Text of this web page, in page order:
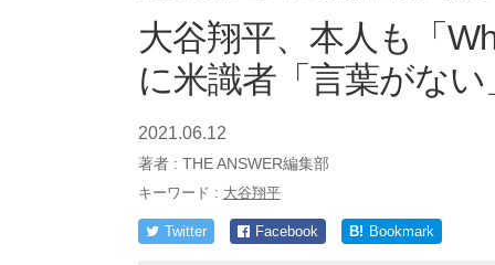
大谷翔平、本人も「
に米識者「言葉がな
2021.06.12
著者 : THE ANSWER編集部
キーワード : 大谷翔平
Twitter Facebook B! Bookmark